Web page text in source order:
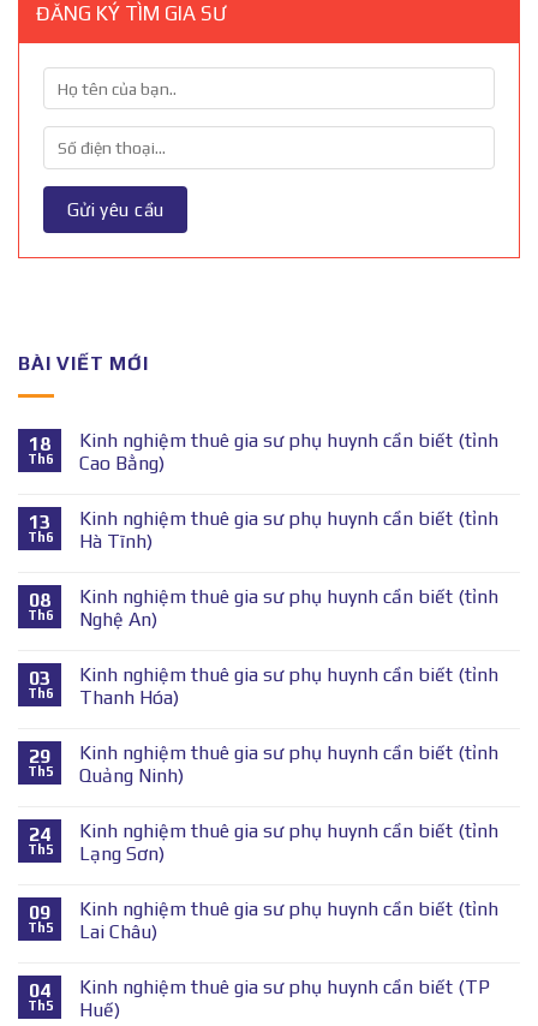
ĐĂNG KÝ TÌM GIA SƯ
BÀI VIẾT MỚI
18
Th6
Kinh nghiệm thuê gia sư phụ huynh cần biết (tỉnh
Cao Bằng)
13
Th6
Kinh nghiệm thuê gia sư phụ huynh cần biết (tỉnh
Hà Tĩnh)
08
Th6
Kinh nghiệm thuê gia sư phụ huynh cần biết (tỉnh
Nghệ An)
03
Th6
Kinh nghiệm thuê gia sư phụ huynh cần biết (tỉnh
Thanh Hóa)
29
Th5
Kinh nghiệm thuê gia sư phụ huynh cần biết (tỉnh
Quảng Ninh)
24
Th5
Kinh nghiệm thuê gia sư phụ huynh cần biết (tỉnh
Lạng Sơn)
09
Th5
Kinh nghiệm thuê gia sư phụ huynh cần biết (tỉnh
Lai Châu)
04
Th5
Kinh nghiệm thuê gia sư phụ huynh cần biết (TP
Huế)